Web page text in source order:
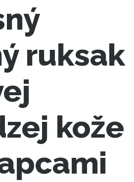
ruksak
kože